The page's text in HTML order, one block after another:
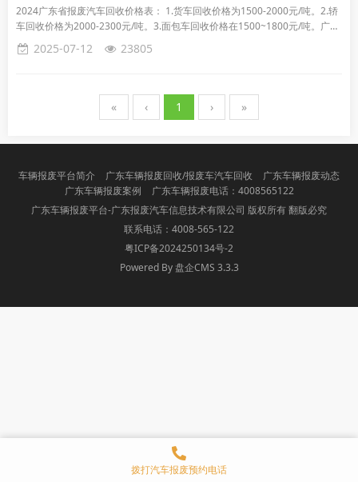
2024广东省报废汽车回收价格表： 1.货车回收价格为1500-2000元/吨。2.轿
车回收价格为2000-2300元/吨。3.面包车回收价格在1500~1800元/吨。广东
省车辆报废平台-国聚报废车...
2025-07-12 23805
« ‹ 1 › »
车辆报废平台简介 广东车辆报废回收/报废车汽车回收
广东车辆报废动态
广东车辆报废案例
广东车辆报废电话：4008565122
广东车辆报废平台-广东报废汽车信息技术有限公司 版权所有 翻版必究
联系电话：4008-565-122
粤ICP备2024250134号-2
Powered By 盘企CMS 3.3.3
盘企CMS
拨打汽车报废预约电话